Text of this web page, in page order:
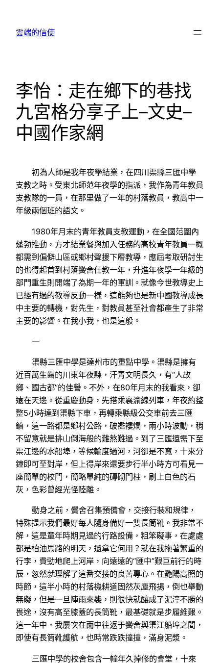
雲端的信使
李怡：走在鄉下的巷找
九宮格分享子上–文史–
中國作家網
初為人師是我年夜學結業，在四川渠縣三匯中學
支教之時。受東北師范年夜學的指派，我作為青年教員
支教隊的一員，在那里做了一年的村落教員，教高中一
年級兩個班的語文。
1980年月末的青年教員支教運動，在全國范圍內
蓬勃推動，方才結業餐與加入任務的高校青年教員一概
都需到偏僻山區或鄉村聲援下層教導，應屆考取研討生
的也得起首到村落黌舍任教一年，升進年夜學一年級的
部門重生則開端了為期一年的軍訓。就像今世教導史上
已經有過的教導反動一樣，這能夠也是新中國教導成長
中主要的轉機，對先生，對教員甚至社會都產生了非常
主要的影響。在我小我，也是這般。
一
渠縣三匯中學是達州市的重點中學。渠縣是擁有
近百萬生齒的川東年夜縣，汗青文明長久，有“人故
鄉、國古都”的佳譽。不外，在80年月末的我看來，卻
遠在天邊。從重慶動身，先搭乘襄渝線列車，年夜約整
整5小時達到渠縣下車，再轉乘縣級公交車前去三匯
鎮，這一路都是鄉村公路，破襤褸爛，兩小時波動，稍
不留意就是排山倒海般的難熬難過。到了三匯還需下至
渠江邊的水船埠，等候輪度過河，河卻是不寬，十來分
鐘即可至對岸，但上得岸來還要步行半小時方可看見一
座簡單的校門，簡略單純的磚砌門柱，刷上白色的石
灰，色彩曾經光怪陸離。
動身之前，黌舍召集預備會，交接行裝和規律，
特殊提示我們最好每人隨身備好一雙長筒靴。我非常不
解，這是童年時期見過的行路設備，粗笨礙事，在處處
都是柏油馬路的明天，還拿它何用？就在我拖著繁重的
行李，費勁地爬上河岸，向遠遠的“匯中”艱巨前行的時
辰，忽然就理解了這番交接的良苦專心。在艷陽高照的
時節，這半小時的村落機耕道固然灰塵飛揚，倒也舉動
無礙，但是一旦陣雨來襲，則很快就釀成了泥濘不勝的
畏途，沒有高至膝蓋的長筒靴，最基礎就是步履維艱。
這一年中，我屢次在雨中往返于黌舍與渠江船埠之間，
即使有長筒靴護航，也時常跌跌撞撞，滿身泥漿。
三匯中學的校舍包含一幢年久掉修的會堂，十來